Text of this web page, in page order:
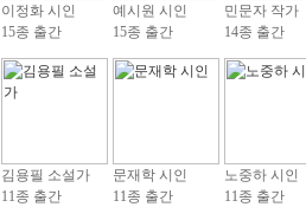
이정화 시인
15종 출간
예시원 시인
15종 출간
민문자 작가
14종 출간
김용필 소설가
11종 출간
문재학 시인
11종 출간
노중하 시인
11종 출간